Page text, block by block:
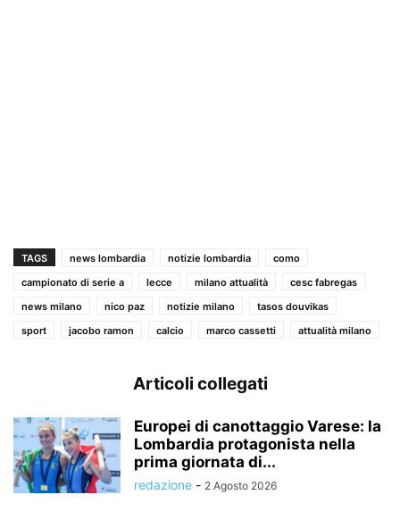
TAGS news lombardia notizie lombardia
como
campionato di serie a
lecce milano attualità
cesc fabregas
news milano
nico paz notizie milano
tasos douvikas
sport
jacobo ramon calcio marco cassetti attualità milano
Articoli collegati
Europei di canottaggio Varese: la
Lombardia protagonista nella
prima giornata di...
redazione - 2 Agosto 2026